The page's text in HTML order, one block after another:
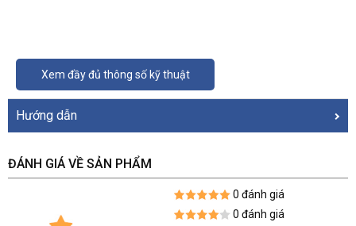
Xem đầy đủ thông số kỹ thuật
Hướng dẫn
ĐÁNH GIÁ VỀ SẢN PHẨM
0 đánh giá
0 đánh giá